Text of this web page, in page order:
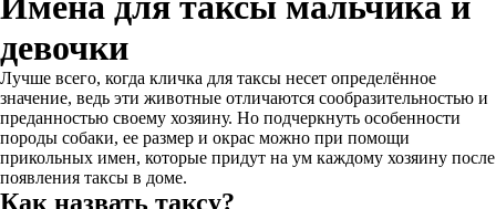
девочки
Лучше всего, когда кличка для таксы несет определённое
значение, ведь эти животные отличаются сообразительностью и
преданностью своему хозяину. Но подчеркнуть особенности
породы собаки, ее размер и окрас можно при помощи
прикольных имен, которые придут на ум каждому хозяину после
появления таксы в доме.
Как назвать таксу?